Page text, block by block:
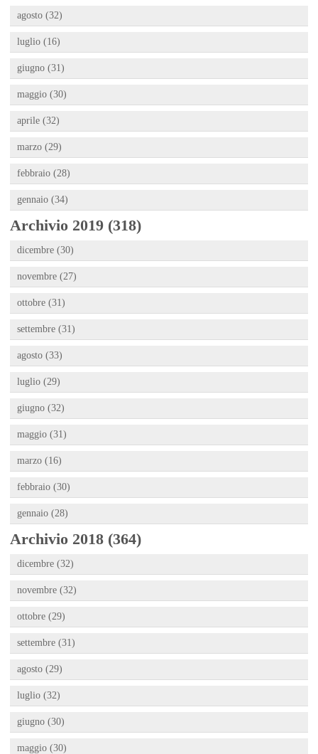
agosto (32)
luglio (16)
giugno (31)
maggio (30)
aprile (32)
marzo (29)
febbraio (28)
gennaio (34)
Archivio 2019 (318)
dicembre (30)
novembre (27)
ottobre (31)
settembre (31)
agosto (33)
luglio (29)
giugno (32)
maggio (31)
marzo (16)
febbraio (30)
gennaio (28)
Archivio 2018 (364)
dicembre (32)
novembre (32)
ottobre (29)
settembre (31)
agosto (29)
luglio (32)
giugno (30)
maggio (30)